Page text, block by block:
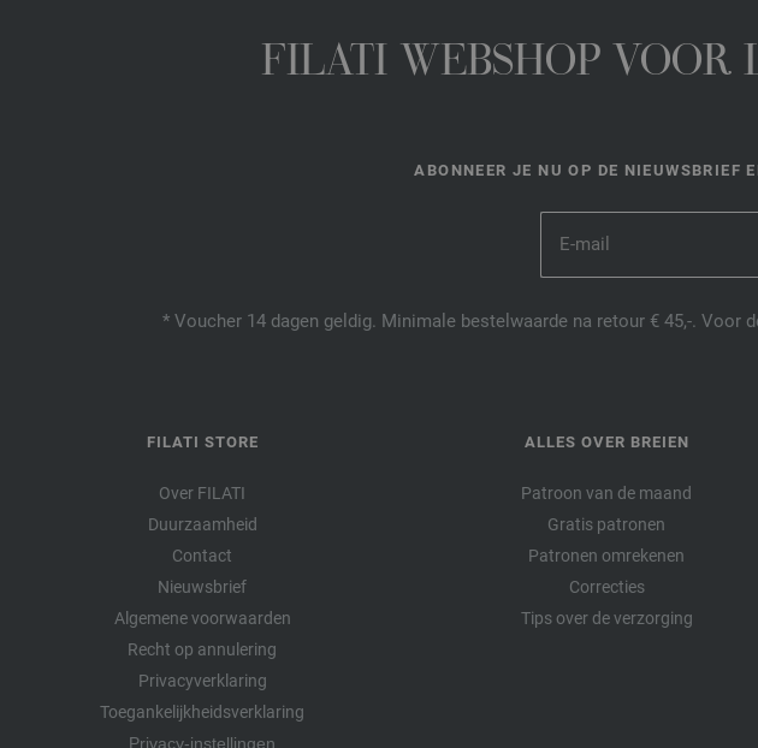
FILATI WEBSHOP VOOR
ABONNEER JE NU OP DE NIEUWSBRIEF
* Voucher 14 dagen geldig. Minimale bestelwaarde na retour € 45,-.
FILATI STORE
Over FILATI
Duurzaamheid
Contact
Nieuwsbrief
Algemene voorwaarden
Recht op annulering
Privacyverklaring
Toegankelijkheidsverklaring
Privacy-instellingen
ALLES OVER BREIEN
Patroon van de maand
Gratis patronen
Patronen omrekenen
Correcties
Tips over de verzorging